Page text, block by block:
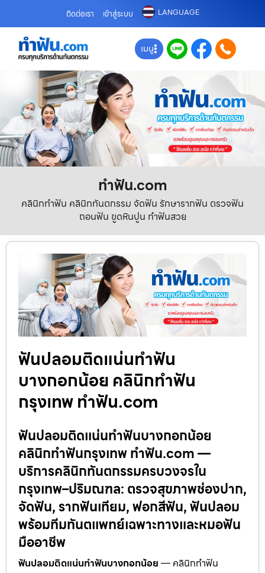
ติดต่อเรา เข้าสู่ระบบ LANGUAGE
เมนู
ทําฟัน.com
คลินิกทำฟัน คลินิกทันตกรรม จัดฟัน รักษารากฟัน ตรวจฟัน
ถอนฟัน ขูดหินปูน ทำฟันสวย
ฟันปลอมติดแน่นทำฟัน
บางกอกน้อย คลินิกทำฟัน
กรุงเทพ ทำฟัน.com
ฟันปลอมติดแน่นทำฟันบางกอกน้อย
คลินิกทำฟันกรุงเทพ ทำฟัน.com —
บริการคลินิกทันตกรรมครบวงจรใน
กรุงเทพ–ปริมณฑล: ตรวจสุขภาพช่องปาก,
จัดฟัน, รากฟันเทียม, ฟอกสีฟัน, ฟันปลอม
พร้อมทีมทันตแพทย์เฉพาะทางและหมอฟัน
มืออาชีพ
ฟันปลอมติดแน่นทำฟันบางกอกน้อย — คลินิกทำฟัน